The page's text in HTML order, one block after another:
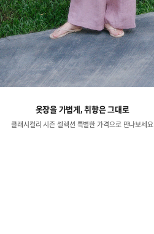
옷장을 가볍게, 취향은 그대로
클래시컬리 시즌 셀렉션 특별한 가격으로 만나보세요